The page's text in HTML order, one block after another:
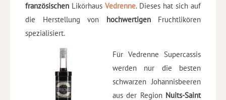
französischen Likörhaus Vedrenne. Dieses hat sich auf
die Herstellung von hochwertigenFruchtlikören
spezialisiert.
Für Vedrenne Supercassis
werden nur die besten
schwarzen Johannisbeeren
aus der Region Nuits-Saint